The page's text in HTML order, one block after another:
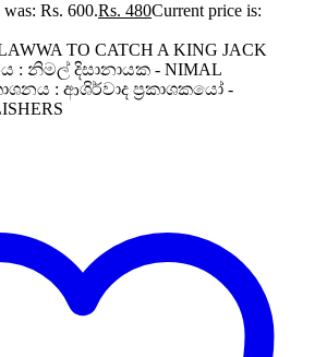
Rs. 600.Rs. 480Current price is:
TO CATCH A KING JACK
: නිමල් දිසානායක - NIMAL
: ආශිර්වාද ප්‍රකාශකයෝ -